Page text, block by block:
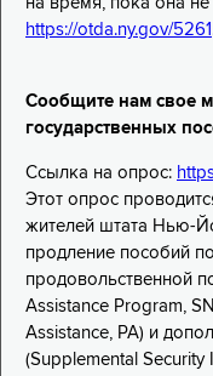
https://otda.ny.gov/5261
Сообщите нам свое
государственных
Ссылка на опрос:
Этот опрос
жителей штата Нью-
продление пособий
продовольственной
Assistance Program,
Assistance, PA) и
(Supplemental